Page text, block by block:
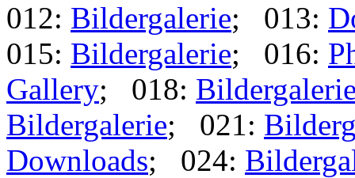
012: Bildergalerie; 013:
015: Bildergalerie; 016:
Gallery; 018:
Bildergalerie; 021:
Downloads; 024: